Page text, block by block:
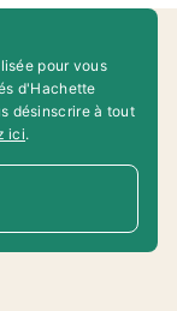
pour vous
d'Hachette
désinscrire à tout
ici.